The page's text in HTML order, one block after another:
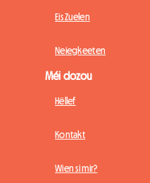
Eis Zuelen
Neiegkeeten
Méi dozou
Hëllef
Kontakt
Wien si mir?